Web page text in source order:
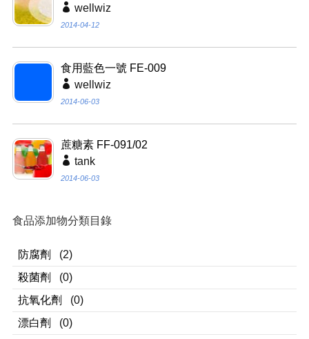
wellwiz
2014-04-12
食用藍色一號 FE-009
wellwiz
2014-06-03
蔗糖素 FF-091/02
tank
2014-06-03
食品添加物分類目錄
防腐劑
(2)
殺菌劑
(0)
抗氧化劑
(0)
漂白劑
(0)